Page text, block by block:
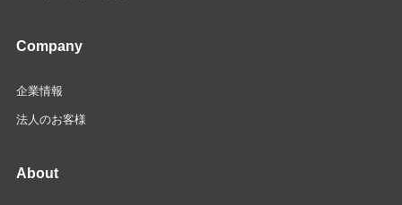
Company
企業情報
法人のお客様
About